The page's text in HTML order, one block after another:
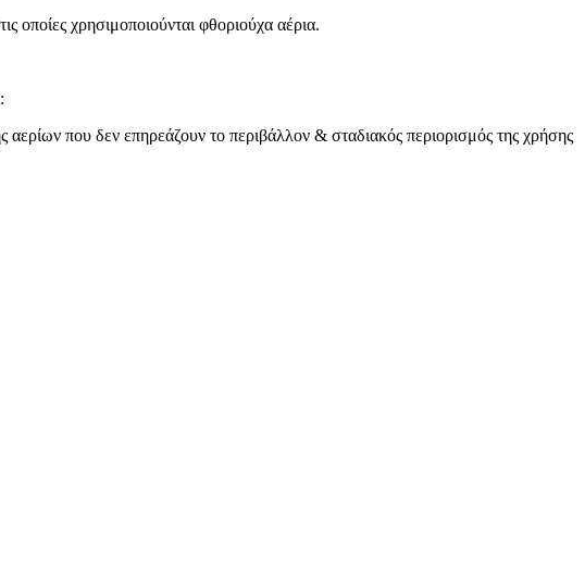
οποίες χρησιμοποιούνται φθοριούχα αέρια.
που δεν επηρεάζουν το περιβάλλον & σταδιακός περιορισμός της χρήσης